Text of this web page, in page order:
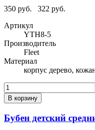
350 руб.
322 руб.
Артикул
YTH8-5
Производитель
Fleet
Материал
корпус дерево,
В корзину
Бубен детский